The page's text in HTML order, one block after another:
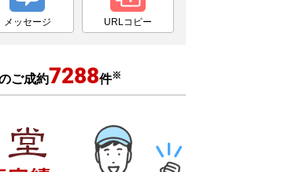
メッセージ URLコピー
ご成約7288件※